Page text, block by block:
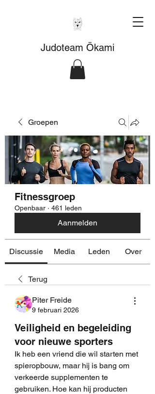
Judoteam Ōkami
Groepen
Fitnessgroep
Openbaar · 461 leden
Aanmelden
Discussie Media Leden Over
Terug
Piter Freide
9 februari 2026
Veiligheid en begeleiding
voor nieuwe sporters
Ik heb een vriend die wil starten met
spieropbouw, maar hij is bang om
verkeerde supplementen te
gebruiken. Hoe kan hij producten